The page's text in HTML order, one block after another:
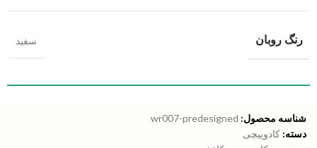
رنگ روبان سفید
شناسه محصول: wr007-predesigned
دسته: کادوپیچی